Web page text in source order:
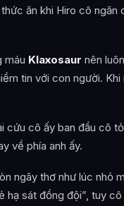
ăn khi Hiro cô
máu Klaxosaur nên
tin với con người.
cứu cô ấy ban đầu cô
về phía anh ấy.
ngây thơ như lúc nhỏ
hạ sát đồng đội”, tuy